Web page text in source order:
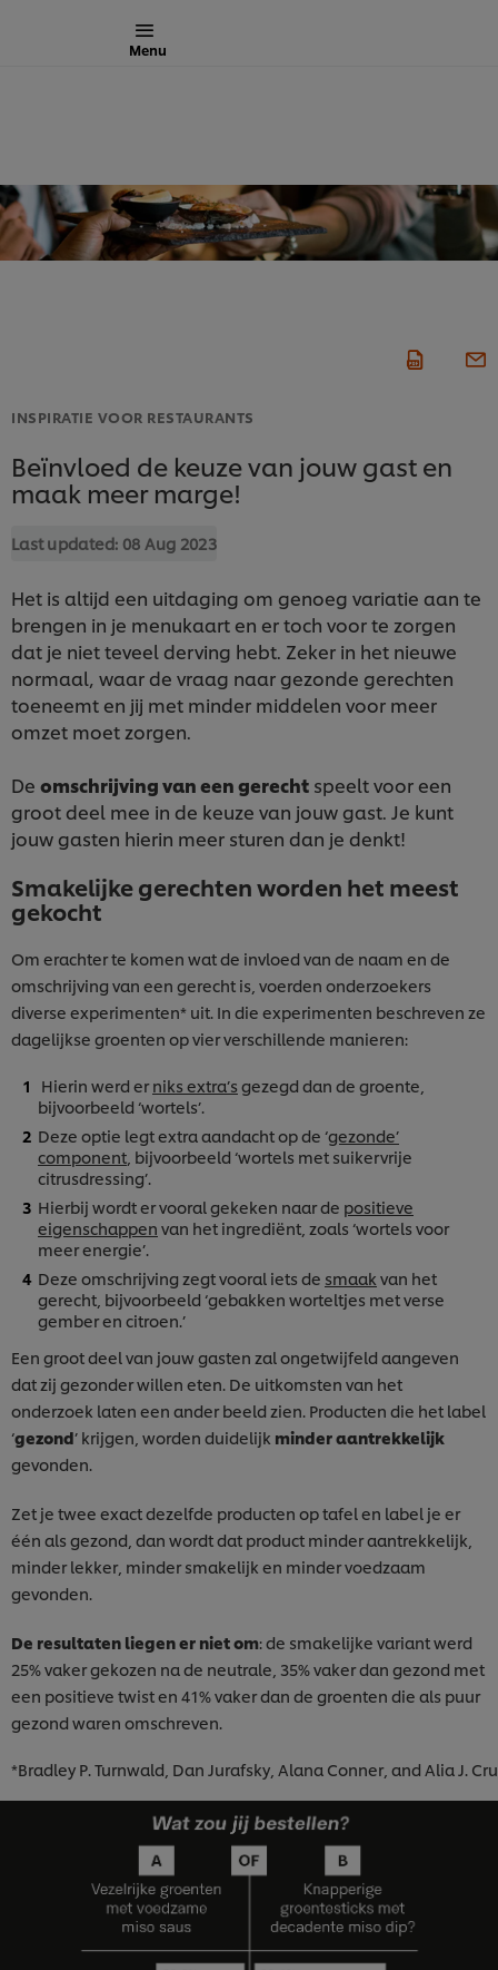
Menu
INSPIRATIE VOOR RESTAURANTS
Beïnvloed de keuze van jouw gast en
maak meer marge!
Last updated: 08 Aug 2023
Het is altijd een uitdaging om genoeg variatie aan te
brengen in je menukaart en er toch voor te zorgen
dat je niet teveel derving hebt. Zeker in het nieuwe
normaal, waar de vraag naar gezonde gerechten
toeneemt en jij met minder middelen voor meer
omzet moet zorgen.
De omschrijving van een gerecht speelt voor een
groot deel mee in de keuze van jouw gast. Je kunt
jouw gasten hierin meer sturen dan je denkt!
Smakelijke gerechten worden het meest
gekocht
Om erachter te komen wat de invloed van de naam en de
omschrijving van een gerecht is, voerden onderzoekers
diverse experimenten* uit. In die experimenten beschreven ze
dagelijkse groenten op vier verschillende manieren:
Hierin werd erniks extra’s gezegd dan de groente,
bijvoorbeeld ‘wortels’.
Deze optie legt extra aandacht op de ‘gezonde’
component , bijvoorbeeld ‘wortels met suikervrije
citrusdressing’.
Hierbij wordt er vooral gekeken naar de positieve
eigenschappen van het ingrediënt, zoals ‘wortels voor
meer energie’.
Deze omschrijving zegt vooral iets de smaak van het
gerecht, bijvoorbeeld ‘gebakken worteltjes met verse
gember en citroen.’
Een groot deel van jouw gasten zal ongetwijfeld aangeven
dat zij gezonder willen eten. De uitkomsten van het
onderzoek laten een ander beeld zien. Producten die het label
‘gezond’ krijgen, worden duidelijk minder aantrekkelijk
gevonden.
Zet je twee exact dezelfde producten op tafel en label je er
één als gezond, dan wordt dat product minder aantrekkelijk,
minder lekker, minder smakelijk en minder voedzaam
gevonden.
De resultaten liegen er niet om: de smakelijke variant werd
25% vaker gekozen na de neutrale, 35% vaker dan gezond met
een positieve twist en 41% vaker dan de groenten die als puur
gezond waren omschreven.
*Bradley P. Turnwald, Dan Jurafsky, Alana Conner, and Alia J.